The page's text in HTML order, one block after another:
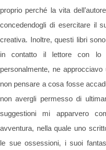
proprio perché la vita
concedendogli di esercitare il
creativa. Inoltre, questi libri
in contatto il lettore con lo
personalmente, ne
non pensare a cosa fosse
non avergli permesso di
suggestioni mi apparvero
avventura, nella quale uno
le sue ossessioni, i suoi